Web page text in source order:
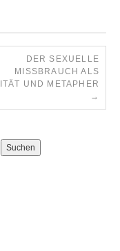
DER SEXUELLE
MISSBRAUCH ALS R
UND METAPHER
→